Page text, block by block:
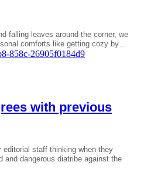
falling leaves around the corner, we
comforts like getting cozy by…
with previous
editorial staff thinking when they
and dangerous diatribe against the